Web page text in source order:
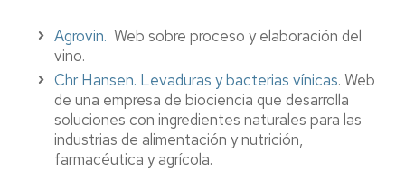
Agrovin. Web sobre proceso y elaboración del
vino.
Chr Hansen. Levaduras y bacterias vínicas. Web
de una empresa de biociencia que desarrolla
soluciones con ingredientes naturales para las
industrias de alimentación y nutrición,
farmacéutica y agrícola.